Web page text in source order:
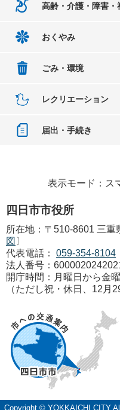
高齢・介護・障害・
おくやみ
ごみ・環境
レクリエーション
届出・手続き
表示モード：ス
四日市市役所
所在地：〒510-8601 三重
図 〕
代表電話：
059-354-8104
法人番号：
開庁時間：月曜日から金
（ただし祝・休日、12月
Copyright © YOKKAICHI CITY